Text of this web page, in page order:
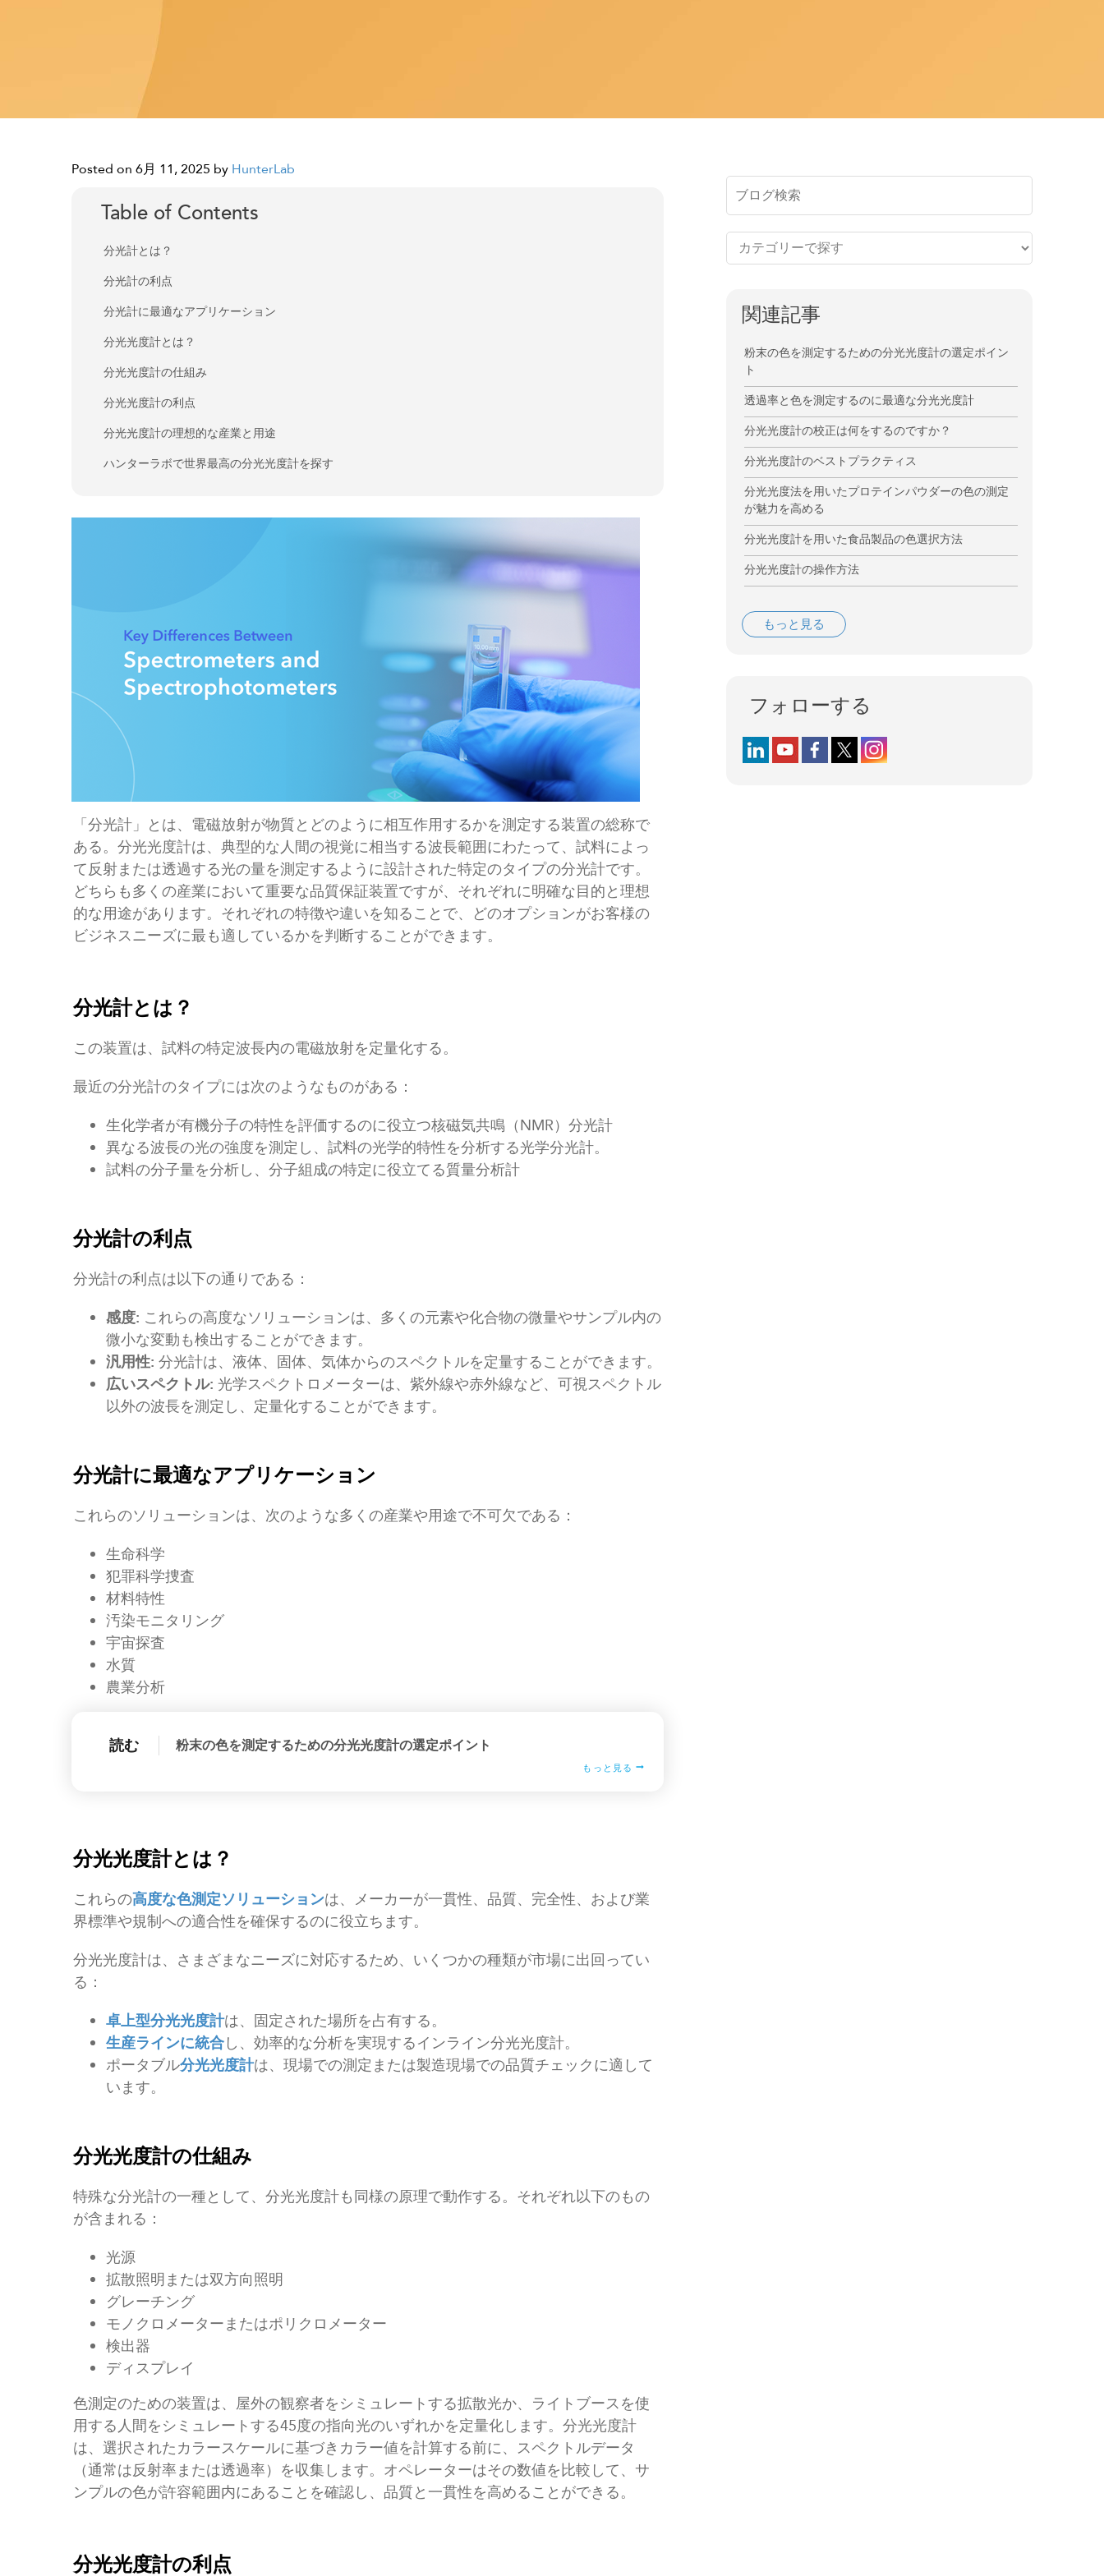
Posted on 6月 11, 2025 by HunterLab
Table of Contents
分光計とは？
分光計の利点
分光計に最適なアプリケーション
分光光度計とは？
分光光度計の仕組み
分光光度計の利点
分光光度計の理想的な産業と用途
ハンターラボで世界最高の分光光度計を探す
「分光計」とは、電磁放射が物質とどのように相互作用するかを測定する装置の総称で
ある。分光光度計は、典型的な人間の視覚に相当する波長範囲にわたって、試料によっ
て反射または透過する光の量を測定するように設計された特定のタイプの分光計です。
どちらも多くの産業において重要な品質保証装置ですが、それぞれに明確な目的と理想
的な用途があります。それぞれの特徴や違いを知ることで、どのオプションがお客様の
ビジネスニーズに最も適しているかを判断することができます。
分光計とは？
この装置は、試料の特定波長内の電磁放射を定量化する。
最近の分光計のタイプには次のようなものがある：
生化学者が有機分子の特性を評価するのに役立つ核磁気共鳴（NMR）分光計
異なる波長の光の強度を測定し、試料の光学的特性を分析する光学分光計。
試料の分子量を分析し、分子組成の特定に役立てる質量分析計
分光計の利点
分光計の利点は以下の通りである：
感度: これらの高度なソリューションは、多くの元素や化合物の微量やサンプル内の
微小な変動も検出することができます。
汎用性: 分光計は、液体、固体、気体からのスペクトルを定量することができます。
広いスペクトル: 光学スペクトロメーターは、紫外線や赤外線など、可視スペクトル
以外の波長を測定し、定量化することができます。
分光計に最適なアプリケーション
これらのソリューションは、次のような多くの産業や用途で不可欠である：
生命科学
犯罪科学捜査
材料特性
汚染モニタリング
宇宙探査
水質
農業分析
読む 粉末の色を測定するための分光光度計の選定ポイント
もっと見る
分光光度計とは？
これらの高度な色測定ソリューションは、メーカーが一貫性、品質、完全性、および業
界標準や規制への適合性を確保するのに役立ちます。
分光光度計は、さまざまなニーズに対応するため、いくつかの種類が市場に出回ってい
る：
卓上型分光光度計は、固定された場所を占有する。
生産ラインに統合し、効率的な分析を実現するインライン分光光度計。
ポータブル分光光度計は、現場での測定または製造現場での品質チェックに適して
います。
分光光度計の仕組み
特殊な分光計の一種として、分光光度計も同様の原理で動作する。それぞれ以下のもの
が含まれる：
光源
拡散照明または双方向照明
グレーチング
モノクロメーターまたはポリクロメーター
検出器
ディスプレイ
色測定のための装置は、屋外の観察者をシミュレートする拡散光か、ライトブースを使
用する人間をシミュレートする45度の指向光のいずれかを定量化します。分光光度計
は、選択されたカラースケールに基づきカラー値を計算する前に、スペクトルデータ
（通常は反射率または透過率）を収集します。オペレーターはその数値を比較して、サ
ンプルの色が許容範囲内にあることを確認し、品質と一貫性を高めることができる。
分光光度計の利点
関連記事
粉末の色を測定するための分光光度計の選定ポイン
ト
透過率と色を測定するのに最適な分光光度計
分光光度計の校正は何をするのですか？
分光光度計のベストプラクティス
分光光度法を用いたプロテインパウダーの色の測定
が魅力を高める
分光光度計を用いた食品製品の色選択方法
分光光度計の操作方法
もっと見る
フォローする
Follow us on LinkedIn
Follow us on YouTube
Follow us on Facebook
Follow us on X (formerly Twitter)
Follow us on Instagram